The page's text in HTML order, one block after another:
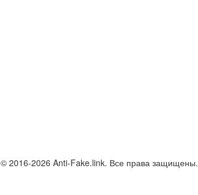
© 2016-2026 Anti-Fake.link. Все права защищены.